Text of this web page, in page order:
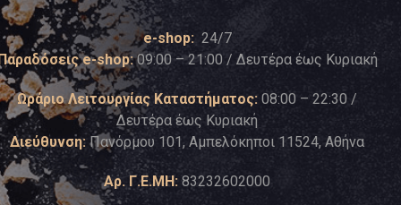
e-shop: 24/7
e-shop:09:00 – 21:00 / Δευτέρα έως Κυριακή
Ωράριο Λειτουργίας Καταστήματος: 08:00 – 22:30 /
Δευτέρα έως Κυριακή
Διεύθυνση: Πανόρμου 101, Αμπελόκηποι 11524, Αθήνα
Αρ. Γ.Ε.ΜΗ: 83232602000